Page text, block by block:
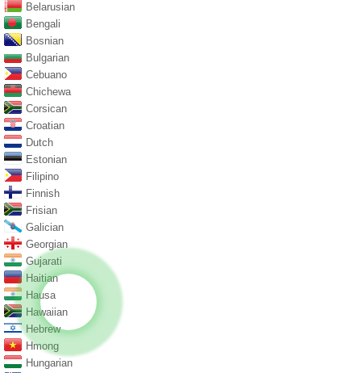
Belarusian
Bengali
Bosnian
Bulgarian
Cebuano
Chichewa
Corsican
Croatian
Dutch
Estonian
Filipino
Finnish
Frisian
Galician
Georgian
Gujarati
Haitian
Hausa
Hawaiian
Hebrew
Hmong
Hungarian